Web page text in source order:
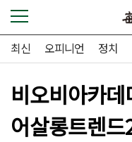
최신 오피니언 정치
비오비아카데
어살롱트렌드